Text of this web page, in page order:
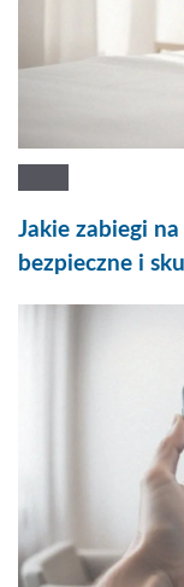
Jakie zabiegi
bezpieczne i